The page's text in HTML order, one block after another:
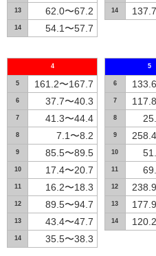
13 62.0〜67.2
14 54.1〜57.7
14
4
5 161.2〜167.7
6 37.7〜40.3
7 41.3〜44.4
8 7.1〜8.2
9 85.5〜89.5
10 17.4〜20.7
11 16.2〜18.3
12 89.5〜94.7
13 43.4〜47.7
14 35.5〜38.3
5
6
7
8
9
10
11
12
13
14